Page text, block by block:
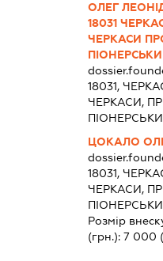
ОЛЕГ
18031
ЧЕРКАСИ
18031,
ЧЕРКАСИ,
ЦОКАЛО
18031,
ЧЕРКАСИ,
Розмір
(грн.):7 000